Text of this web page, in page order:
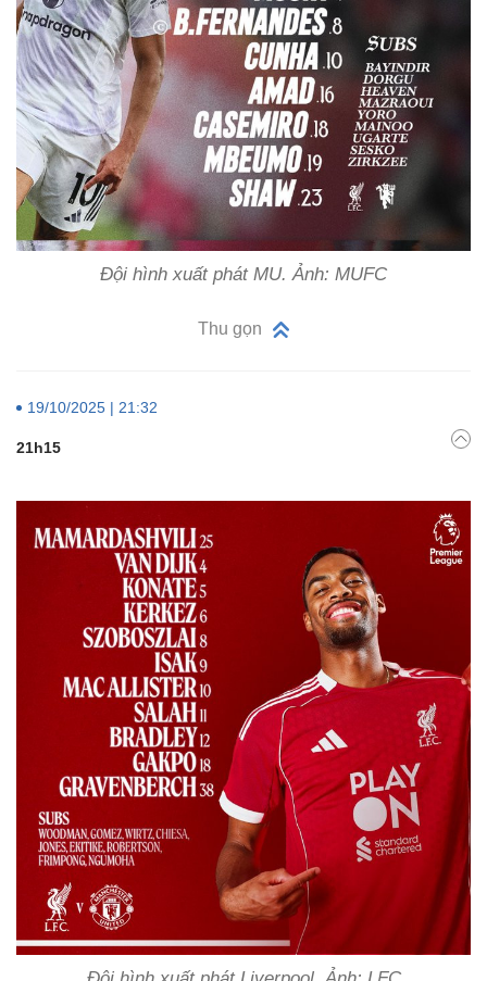
Đội hình xuất phát MU. Ảnh: MUFC
Thu gọn
19/10/2025 | 21:32
21h15